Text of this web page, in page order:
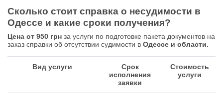
Сколько стоит справка о несудимости в
Одессе и какие сроки получения?
Цена от 950 грн за услуги по подготовке пакета документов на
заказ справки об отсутствии судимости в Одессе и области.
Вид услуги
Срок
исполнения
заявки
Стоимость
услуги